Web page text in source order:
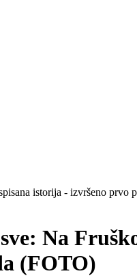
istorija - izvršeno prvo
Na
(FOTO)